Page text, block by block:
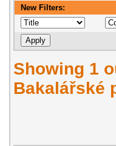
New Filters:
Showing 1
Bakalářské